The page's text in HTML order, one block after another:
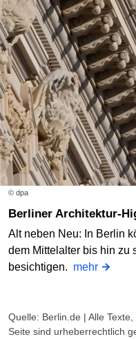
© dpa
Berliner Architektur-
Alt neben Neu: In Berlin
dem Mittelalter bis hin zu
besichtigen. mehr
Quelle: Berlin.de | Alle
Seite sind urheberrechtlich